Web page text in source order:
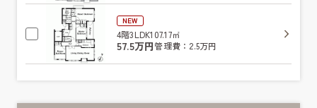
NEW
4階3LDK107.17㎡
57.5万円管理費：2.5万円